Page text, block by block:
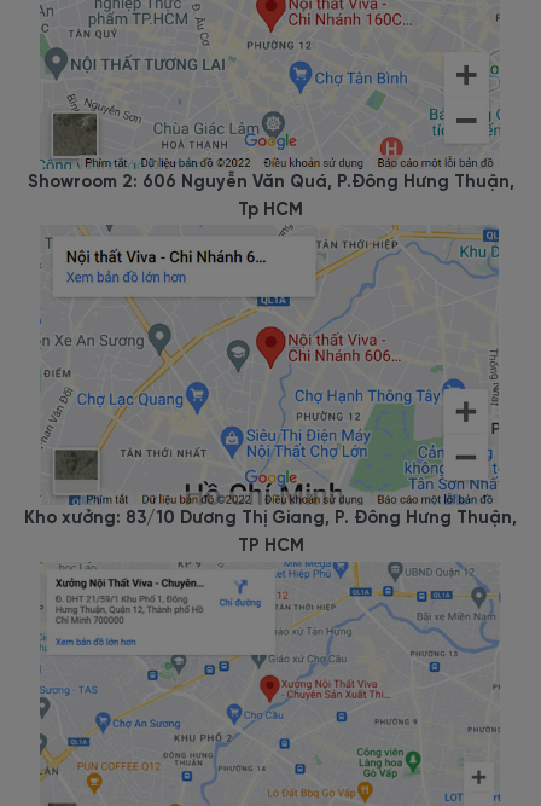
Showroom 2: 606 Nguyễn Văn Quá, P.Đông Hưng Thuận,
Tp HCM
Kho xưởng: 83/10 Dương Thị Giang, P. Đông Hưng Thuận,
TP HCM